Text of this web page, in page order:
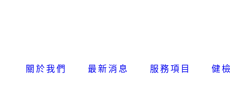
關於我們 最新消息 服務項目 健